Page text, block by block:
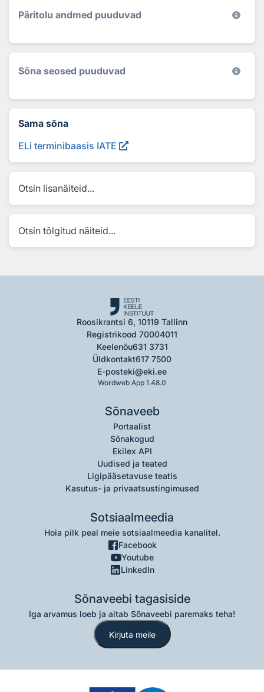
Päritolu andmed puuduvad
Sõna seosed puuduvad
Sama sõna
ELi terminibaasis IATE
Otsin lisanäiteid...
Otsin tõlgitud näiteid...
Roosikrantsi 6, 10119 Tallinn
Registrikood 70004011
Keelenõu631 3731
Üldkontakt617 7500
E-posteki@eki.ee
Wordweb App 1.48.0
Sõnaveeb
Portaalist
Sõnakogud
Ekilex API
Uudised ja teated
Ligipääsetavuse teatis
Kasutus- ja privaatsustingimused
Sotsiaalmeedia
Hoia pilk peal meie sotsiaalmeedia kanalitel.
Facebook
Youtube
LinkedIn
Sõnaveebi tagasiside
Iga arvamus loeb ja aitab Sõnaveebi paremaks teha!
Kirjuta meile